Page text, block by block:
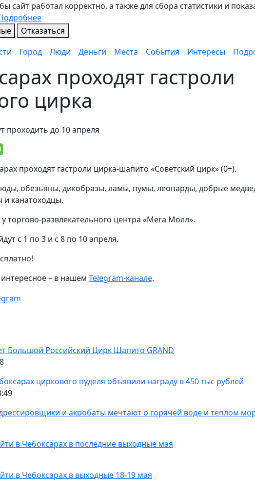
работал корректно, а также для сбора статистики и
Отказаться
Город Люди Деньги Места События Интересы
проходят гастроли
цирка
проходить до 10 апреля
проходят гастроли цирка-шапито «Советский цирк» (0+).
обезьяны, дикобразы, ламы, пумы, леопарды, добрые
и канатоходцы.
торгово-развлекательного центра «Мега Молл».
с 1 по 3 и с 8 по 10 апреля.
– в нашем Telegram-канале.
Большой Российский Цирк Шапито GRAND
циркового пуделя объявили награду в 450 тыс рублей
и акробаты мечтают о горячей воде и теплом
в Чебоксарах в последние выходные мая
в Чебоксарах в выходные 18-19 мая